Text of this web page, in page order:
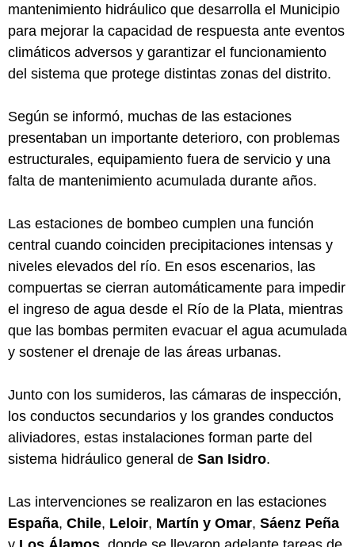
mantenimiento hidráulico que desarrolla el Municipio
para mejorar la capacidad de respuesta ante eventos
climáticos adversos y garantizar el funcionamiento
del sistema que protege distintas zonas del distrito.
Según se informó, muchas de las estaciones
presentaban un importante deterioro, con problemas
estructurales, equipamiento fuera de servicio y una
falta de mantenimiento acumulada durante años.
Las estaciones de bombeo cumplen una función
central cuando coinciden precipitaciones intensas y
niveles elevados del río. En esos escenarios, las
compuertas se cierran automáticamente para impedir
el ingreso de agua desde el Río de la Plata, mientras
que las bombas permiten evacuar el agua acumulada
y sostener el drenaje de las áreas urbanas.
Junto con los sumideros, las cámaras de inspección,
los conductos secundarios y los grandes conductos
aliviadores, estas instalaciones forman parte del
sistema hidráulico general de San Isidro.
Las intervenciones se realizaron en las estaciones
España, Chile, Leloir, Martín y Omar, Sáenz Peña